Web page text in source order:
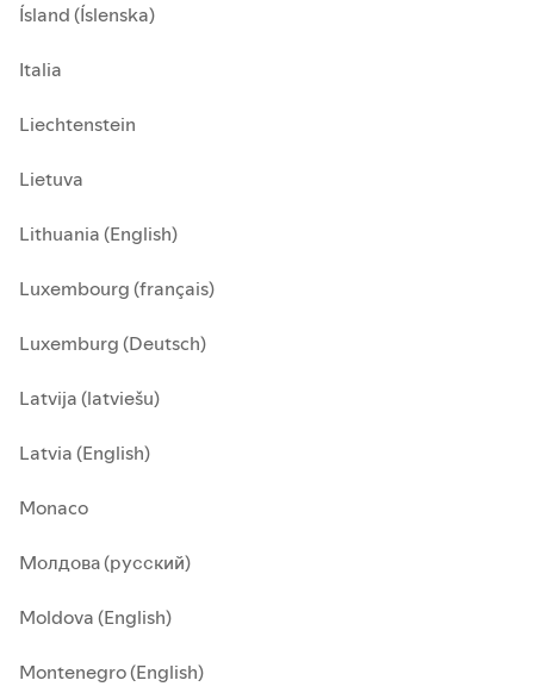
Ísland (Íslenska)
Italia
Liechtenstein
Lietuva
Lithuania (English)
Luxembourg (français)
Luxemburg (Deutsch)
Latvija (latviešu)
Latvia (English)
Monaco
Молдова (русский)
Moldova (English)
Montenegro (English)